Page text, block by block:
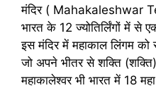
मंदिर ( Mahakaleshwar
भारत के 12 ज्योतिर्लिंगों में से
इस मंदिर में महाकाल लिंगम को
जो अपने भीतर से शक्ति (शक्ति)
महाकालेश्वर भी भारत में 18